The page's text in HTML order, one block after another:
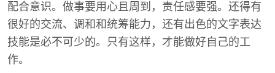
配合意识。做事要用心且周到，责任感要强。还得有
很好的交流、调和和统筹能力，还有出色的文字表达
技能是必不可少的。只有这样，才能做好自己的工
作。